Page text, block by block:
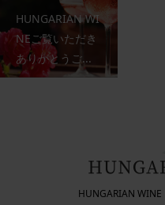
HUNGARIAN WI
NEご覧いただき
ありがとうご...
HUNGARIAN